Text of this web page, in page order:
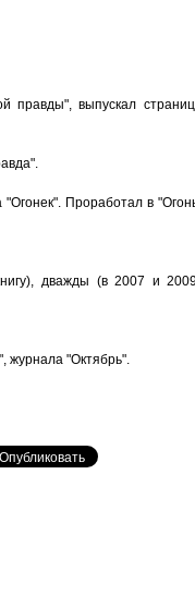
правды", выпускал
Проработал в
дважды (в 2007 и
журнала "Октябрь".